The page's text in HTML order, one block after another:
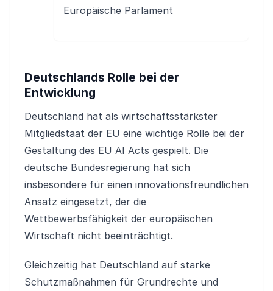
Europäische Parlament
Deutschlands Rolle bei der
Entwicklung
Deutschland hat als wirtschaftsstärkster
Mitgliedstaat der EU eine wichtige Rolle bei der
Gestaltung des EU AI Acts gespielt. Die
deutsche Bundesregierung hat sich
insbesondere für einen innovationsfreundlichen
Ansatz eingesetzt, der die
Wettbewerbsfähigkeit der europäischen
Wirtschaft nicht beeinträchtigt.
Gleichzeitig hat Deutschland auf starke
Schutzmaßnahmen für Grundrechte und